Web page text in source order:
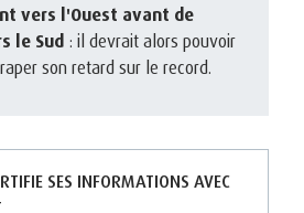
vers l'Ouest avant de
le Sud : il devrait alors pouvoir
son retard sur le record.
SES INFORMATIONS AVEC